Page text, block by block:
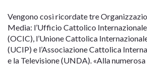
Vengono così ricordate tre
Media: l’Ufficio Cattolico
(OCIC), l’Unione Cattolica
(UCIP) e l’Associazione Cattolica
e la Televisione (UNDA). «Alla